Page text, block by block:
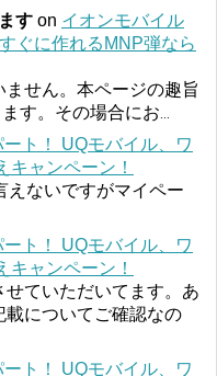
す on イオンモバイル
ぐに作れるMNP弾なら
ません。本ページの趣旨
す。その場合にお
ト！ UQモバイル、ワ
キャンペーン！
えないですがマイペー
ト！ UQモバイル、ワ
キャンペーン！
ていただいてます。あ
載についてご確認なの
ト！ UQモバイル、ワ